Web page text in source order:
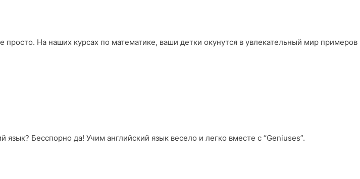
На наших курсах по математике, ваши детки окунутся в увлекательный мир примеров
Бесспорно да! Учим английский язык весело и легко вместе с “Geniuses”.